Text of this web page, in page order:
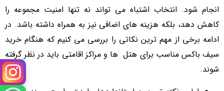
انجام شود. انتخاب اشتباه می تواند نه تنها امنیت مجموعه را
کاهش دهد، بلکه هزینه های اضافی نیز به همراه داشته باشد. در
ادامه برخی از مهم ترین نکاتی را بررسی می کنیم که هنگام خرید
سیف باکس مناسب برای هتل ها و مراکز اقامتی باید در نظر گرفته
شوند.